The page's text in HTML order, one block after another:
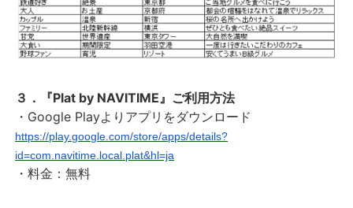
３．『Plat by NAVITIME』ご利用方法
・Google Playよりアプリをダウンロード
https://play.google.com/store/apps/details?
id=com.navitime.local.plat&hl=ja
・料金：無料